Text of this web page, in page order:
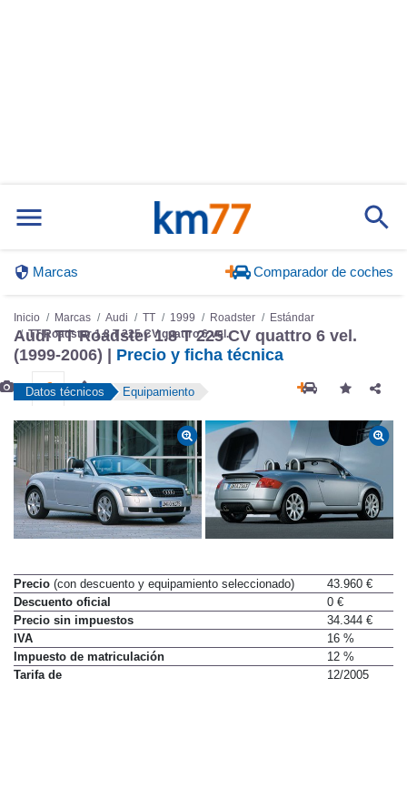
Marcas Comparador de coches
Inicio Marcas Audi TT 1999 Roadster
Estándar
TT Roadster 1.8 T 225 CV quattro 6 vel.
Audi TT Roadster 1.8 T 225 CV quattro 6 vel.
(1999-2006) | Precio y ficha técnica
Datos técnicos Equipamiento
Precio (con descuento y equipamiento seleccionado)
43.960 €
Descuento oficial
0 €
Precio sin impuestos
34.344 €
IVA
16 %
Impuesto de matriculación
12 %
Tarifa de
12/2005